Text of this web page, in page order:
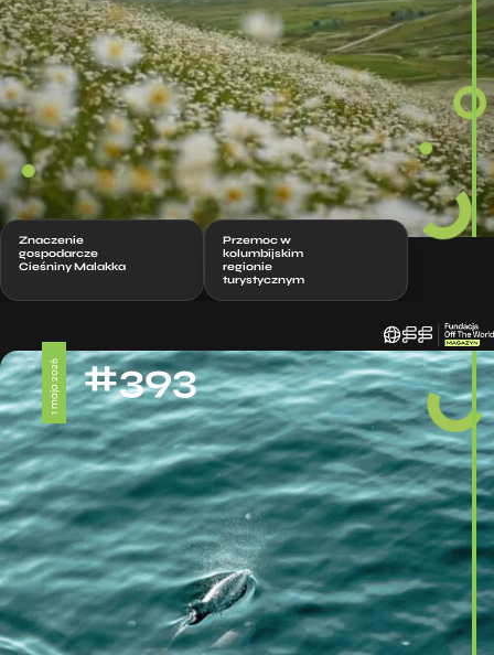
Znaczenie
gospodarcze
Cieśniny Malakka
Przemoc w
kolumbijskim
regionie
turystycznym
1 maja 2026 #393